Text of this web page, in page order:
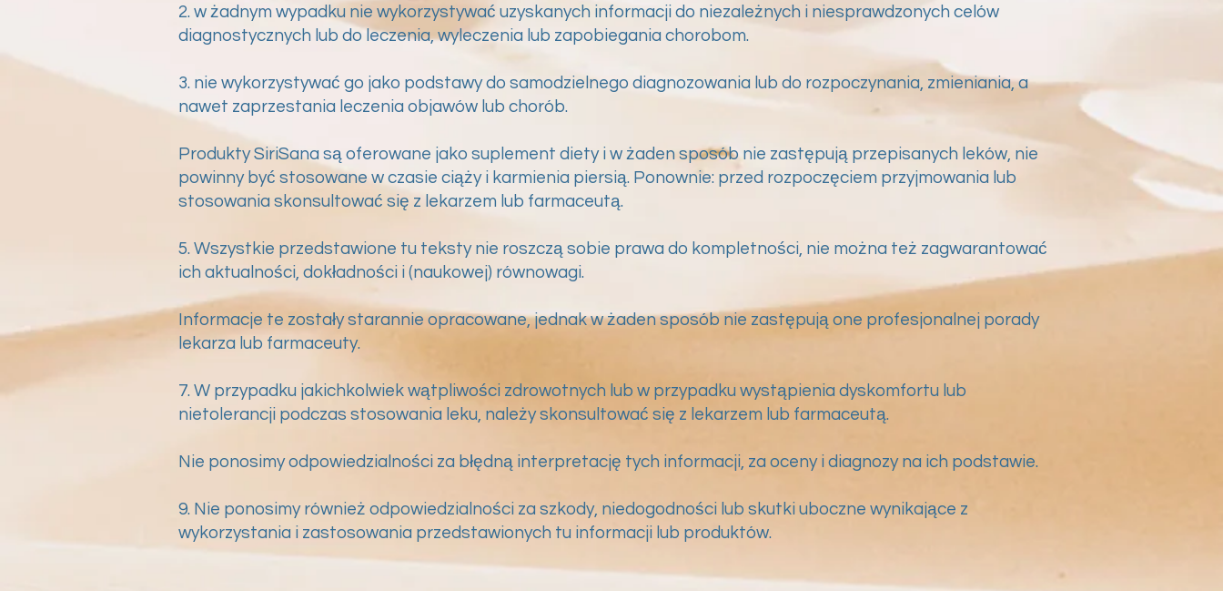
2. w żadnym wypadku nie wykorzystywać uzyskanych informacji do niezależnych i niesprawdzonych celów
diagnostycznych lub do leczenia, wyleczenia lub zapobiegania chorobom.
3. nie wykorzystywać go jako podstawy do samodzielnego diagnozowania lub do rozpoczynania, zmieniania, a
nawet zaprzestania leczenia objawów lub chorób.
Produkty SiriSana są oferowane jako suplement diety i w żaden sposób nie zastępują przepisanych leków, nie
powinny być stosowane w czasie ciąży i karmienia piersią. Ponownie: przed rozpoczęciem przyjmowania lub
stosowania skonsultować się z lekarzem lub farmaceutą.
5. Wszystkie przedstawione tu teksty nie roszczą sobie prawa do kompletności, nie można też zagwarantować
ich aktualności, dokładności i (naukowej) równowagi.
Informacje te zostały starannie opracowane, jednak w żaden sposób nie zastępują one profesjonalnej porady
lekarza lub farmaceuty.
7. W przypadku jakichkolwiek wątpliwości zdrowotnych lub w przypadku wystąpienia dyskomfortu lub
nietolerancji podczas stosowania leku, należy skonsultować się z lekarzem lub farmaceutą.
Nie ponosimy odpowiedzialności za błędną interpretację tych informacji, za oceny i diagnozy na ich podstawie.
9. Nie ponosimy również odpowiedzialności za szkody, niedogodności lub skutki uboczne wynikające z
wykorzystania i zastosowania przedstawionych tu informacji lub produktów.